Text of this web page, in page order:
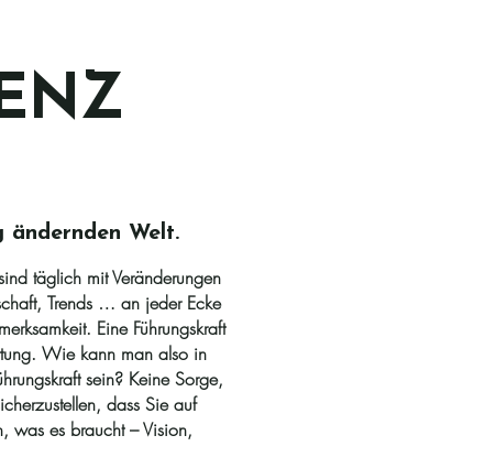
ändernden Welt.
täglich mit Veränderungen
Trends … an jeder Ecke
Eine Führungskraft
Wie kann man also in
sein? Keine Sorge,
dass Sie auf
was es braucht – Vision,